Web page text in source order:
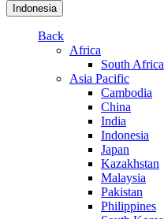
Indonesia
Back
Africa
South Africa
Asia Pacific
Cambodia
China
India
Indonesia
Japan
Kazakhstan
Malaysia
Pakistan
Philippines